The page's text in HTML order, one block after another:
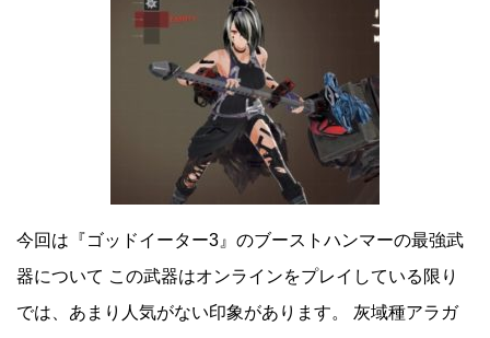
今回は『ゴッドイーター3』のブーストハンマーの最強武
器について この武器はオンラインをプレイしている限り
では、あまり人気がない印象があります。 灰域種アラガ